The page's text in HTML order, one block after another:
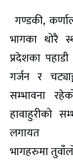
गण्डकी,
भागका थोरै
प्रदेशका पहाडी
गर्जन र
सम्भावना
हावाहुरीको
भागहरुमा